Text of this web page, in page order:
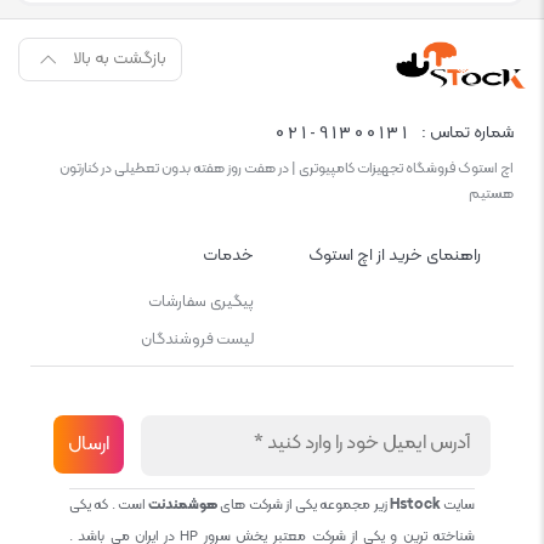
بازگشت به بالا
شماره تماس : 021-91300131
اچ استوک فروشگاه تجهیزات کامپیوتری | در هفت روز هفته بدون تعطیلی در کنارتون
هستیم
راهنمای خرید از اچ استوک خدمات
پیگیری سفارشات
لیست فروشندگان
سایتHstockزیر مجموعه یکی از شرکت هایهوشمندنتاست . که یکی
شناخته ترین و یکی از شرکت معتبر پخش سرور HP در ایران می باشد .